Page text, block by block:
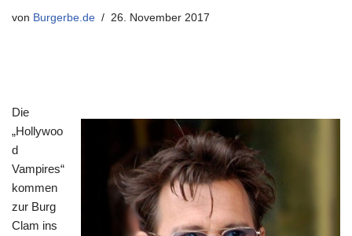
von Burgerbe.de 26. November 2017
Die
„Hollywoo
d
Vampires“
kommen
zur Burg
Clam ins